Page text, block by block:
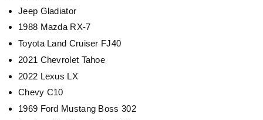
Jeep Gladiator
1988 Mazda RX-7
Toyota Land Cruiser FJ40
2021 Chevrolet Tahoe
2022 Lexus LX
Chevy C10
1969 Ford Mustang Boss 302